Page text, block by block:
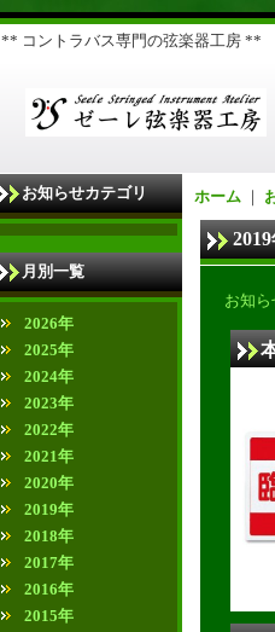
** コントラバス専門の弦楽器工房 **
お知らせカテゴリ
月別一覧
2026年
2025年
2024年
2023年
2022年
2021年
2020年
2019年
2018年
2017年
2016年
2015年
ホーム ｜
お知ら